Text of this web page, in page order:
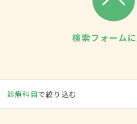
検索フォーム
診療科目で絞り込む